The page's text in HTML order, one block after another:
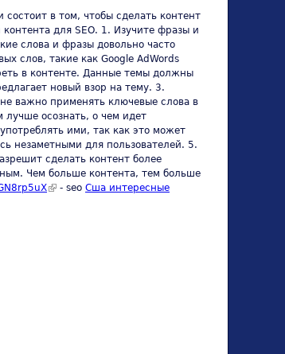
в том, чтобы сделать контент
для SEO. 1. Изучите фразы и
слова и фразы довольно часто
слов, такие как Google AdWords
в контенте. Данные темы должны
новый взор на тему. 3.
важно применять ключевые слова в
лучше осознать, о чем идет
ими, так как это может
незаметными для пользователей. 5.
сделать контент более
Чем больше контента, тем больше
(link is external)
- seo Сша интересные